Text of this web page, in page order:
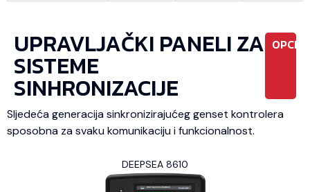
UPRAVLJAČKI PANELI ZA
SISTEME
SINHRONIZACIJE
Sljedeća generacija sinkronizirajućeg genset kontrolera
sposobna za svaku komunikaciju i funkcionalnost.
DEEPSEA 8610